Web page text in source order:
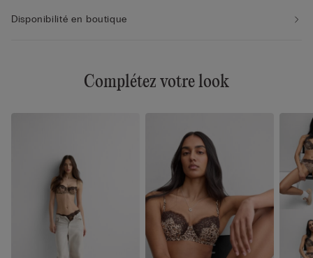
Disponibilité en boutique
Complétez votre look